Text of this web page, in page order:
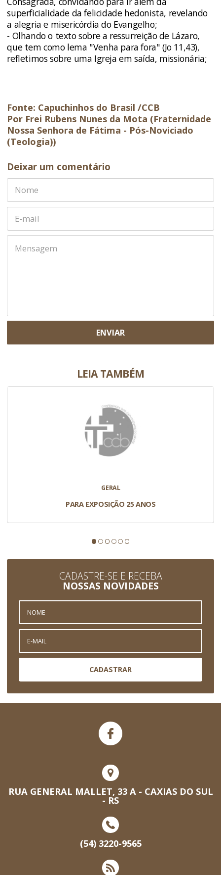
superficialidade da felicidade hedonista, revelando
a alegria e misericórdia do Evangelho;
- Olhando o texto sobre a ressurreição de Lázaro,
que tem como lema "Venha para fora" (Jo 11,43),
refletimos sobre uma Igreja em saída, missionária;
Fonte: Capuchinhos do Brasil /CCB
Por Frei Rubens Nunes da Mota (Fraternidade
Nossa Senhora de Fátima - Pós-Noviciado
(Teologia))
Deixar um comentário
ENVIAR
LEIA TAMBÉM
GERAL
PARA EXPOSIÇÃO 25 ANOS
CADASTRE-SE E RECEBA
NOSSAS NOVIDADES
CADASTRAR
RUA GENERAL MALLET, 33 A - CAXIAS DO SUL
- RS
(54) 3220-9565